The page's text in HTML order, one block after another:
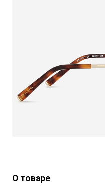
О товаре